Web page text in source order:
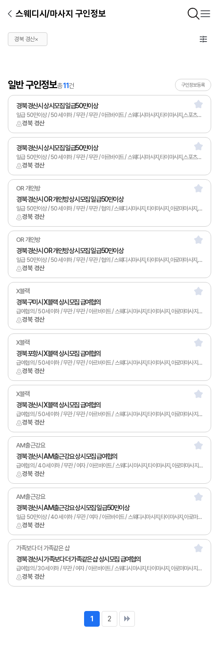
스웨디시/마사지 구인정보
경북 경산×
일반 구인정보총11건 구인정보등록
경북 경산
경북 경산시 상시모집 일급50만이상
일급 50만이상 / 50세 이하 / 무관 / 무관 / 아르바이트 / 스웨디시마사지,타이마사지,스포츠마사지,발마사지,피부관리,남녀왁싱,카운터관리,토탈샵관리,1인샵,홈케어,림프
경북 경산
경북 경산시 상시모집 일급50만이상
일급 50만이상 / 50세 이하 / 무관 / 무관 / 아르바이트 / 스웨디시마사지,타이마사지,스포츠마사지,발마사지,피부관리,남녀왁싱,카운터관리,토탈샵관리,1인샵,홈케어,림프
경북 경산
OR 개인방
경북 경산시 OR 개인방 상시모집 일급50만이상
일급 50만이상 / 50세 이하 / 무관 / 무관 / 협의 / 스웨디시마사지,타이마사지,아로마마사지,스포츠마사지,발마사지,피부관리,남녀왁싱,카운터관리,토탈샵관리,1인샵,홈케어,림프
경북 경산
OR 개인방
경북 경산시 OR 개인방 상시모집 일급50만이상
일급 50만이상 / 50세 이하 / 무관 / 무관 / 협의 / 스웨디시마사지,타이마사지,아로마마사지,스포츠마사지,발마사지,피부관리,남녀왁싱,카운터관리,토탈샵관리,1인샵,홈케어,림프
경북 경산
X블랙
경북 구미시 X블랙 상시모집 급여협의
급여협의 / 50세 이하 / 무관 / 무관 / 아르바이트 / 스웨디시마사지,타이마사지,아로마마사지,발마사지,피부관리,남녀왁싱,카운터관리,토탈샵관리,1인샵,홈케어,림프
경북 경산
X블랙
경북 포항시 X블랙 상시모집 급여협의
급여협의 / 50세 이하 / 무관 / 무관 / 아르바이트 / 스웨디시마사지,타이마사지,아로마마사지,발마사지,피부관리,남녀왁싱,카운터관리,토탈샵관리,1인샵,홈케어,림프
경북 경산
X블랙
경북 경산시 X블랙 상시모집 급여협의
급여협의 / 50세 이하 / 무관 / 무관 / 아르바이트 / 스웨디시마사지,타이마사지,아로마마사지,발마사지,피부관리,남녀왁싱,카운터관리,토탈샵관리,1인샵,홈케어,림프
경북 경산
AM출근강요
경북 경산시 AM출근강요 상시모집 급여협의
급여협의 / 40세 이하 / 무관 / 여자 / 아르바이트 / 스웨디시마사지,타이마사지,아로마마사지,스포츠마사지,발마사지,피부관리,남녀왁싱,카운터관리,토탈샵관리,1인샵,홈케어,림프
경북 경산
AM출근강요
경북 경산시 AM출근강요 상시모집 일급50만이상
일급 50만이상 / 40세 이하 / 무관 / 여자 / 아르바이트 / 스웨디시마사지,타이마사지,아로마마사지,스포츠마사지,발마사지,피부관리,남녀왁싱,카운터관리,토탈샵관리,1인샵,홈케어,림프
경북 경산
가족보다 더 가족같은 샵
경북 경산시 가족보다 더 가족같은 샵 상시모집 급여협의
급여협의 / 30세 이하 / 무관 / 여자 / 아르바이트 / 스웨디시마사지,타이마사지,아로마마사지,남녀왁싱,카운터관리,토탈샵관리,1인샵,홈케어,림프
1 2